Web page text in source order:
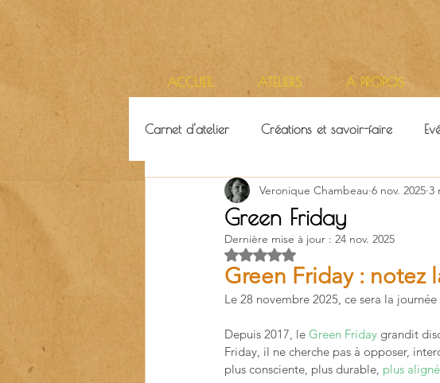
Carnet d'atelier Créations et savoir-faire
Ressources & ambiance Territoires
Green Friday
Veronique Chambeau 6 nov. 2025 3
Dernière mise à jour : 24 nov. 2025
Noté NaN étoiles sur 5.
Green Friday : notez
Le 28 novembre 2025, ce sera la journée
Depuis 2017, le Green Friday grandit
Friday, il ne cherche pas à opposer,
plus consciente, plus durable, plus
ACCUEIL ATELIERS A PROPOS